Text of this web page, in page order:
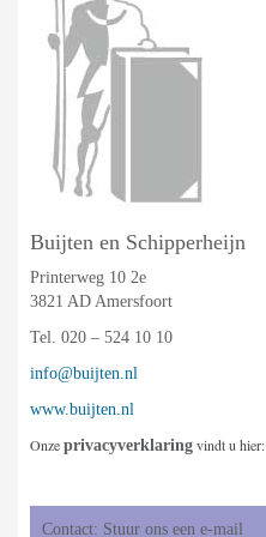
Buijten en Schipperheijn
Printerweg 10 2e
3821 AD Amersfoort
Tel. 020 – 524 10 10
info@buijten.nl
www.buijten.nl
Onze privacyverklaring vindt u hier:
Contact: Stuur ons een e-mail